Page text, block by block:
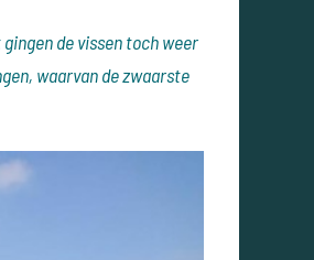
de vissen toch weer
waarvan de zwaarste